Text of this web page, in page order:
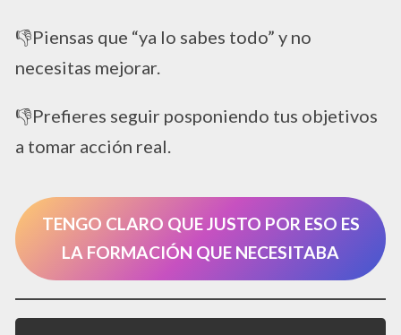
👎Piensas que “ya lo sabes todo” y no
necesitas mejorar.
👎Prefieres seguir posponiendo tus objetivos
a tomar acción real.
TENGO CLARO QUE JUSTO POR ESO ES
LA FORMACIÓN QUE NECESITABA